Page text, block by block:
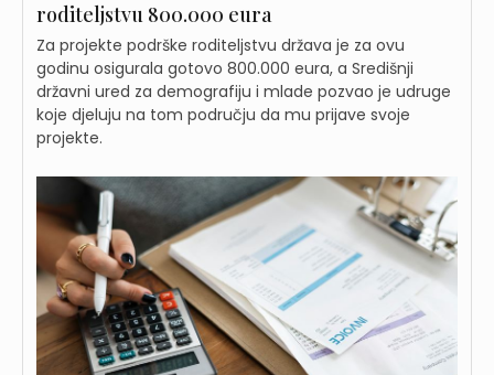
roditeljstvu 800.000 eura
Za projekte podrške roditeljstvu država je za ovu
godinu osigurala gotovo 800.000 eura, a Središnji
državni ured za demografiju i mlade pozvao je udruge
koje djeluju na tom području da mu prijave svoje
projekte.